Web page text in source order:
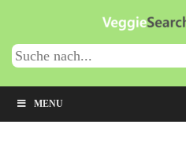
content
MENU